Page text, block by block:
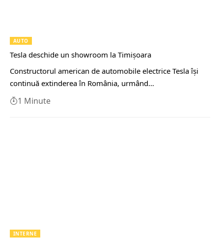
AUTO
Tesla deschide un showroom la Timișoara
Constructorul american de automobile electrice Tesla își
continuă extinderea în România, urmând…
1 Minute
INTERNE